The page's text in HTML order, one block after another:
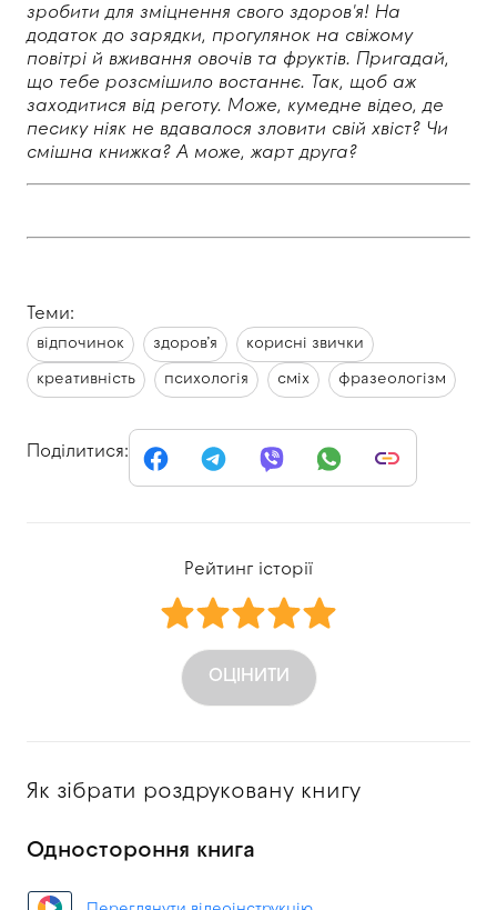
зробити для зміцнення свого здоров'я! На
додаток до зарядки, прогулянок на свіжому
повітрі й вживання овочів та фруктів. Пригадай,
що тебе розсмішило востаннє. Так, щоб аж
заходитися від реготу. Може, кумедне відео, де
песику ніяк не вдавалося зловити свій хвіст? Чи
смішна книжка? А може, жарт друга?
Теми:
відпочинок здоров’я корисні звички
креативність психологія сміх фразеологізм
Поділитися:
Рейтинг історії
ОЦІНИТИ
Як зібрати роздруковану книгу
Одностороння книга